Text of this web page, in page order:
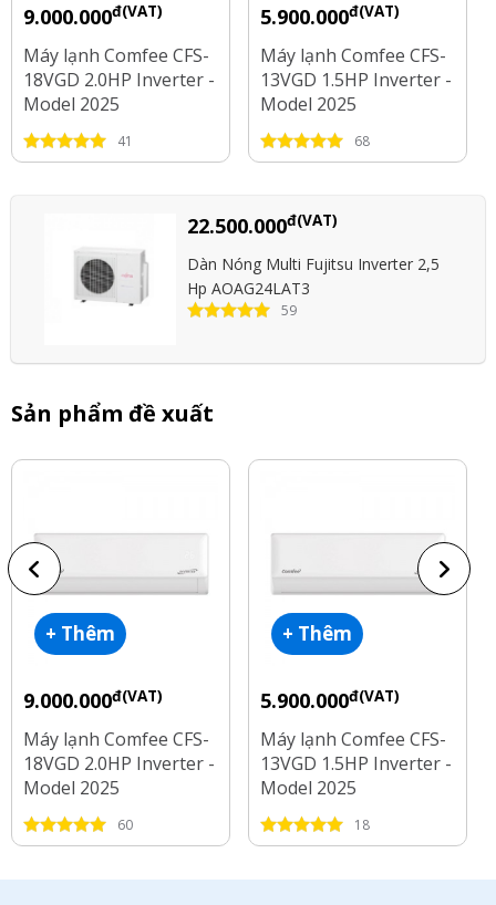
9.000.000đ(VAT)
Máy lạnh Comfee CFS-
18VGD 2.0HP Inverter -
Model 2025
41
5.900.000đ(VAT)
Máy lạnh Comfee CFS-
13VGD 1.5HP Inverter -
Model 2025
68
22.500.000đ(VAT)
Dàn Nóng Multi Fujitsu Inverter 2,5
Hp AOAG24LAT3
59
Sản phẩm đề xuất
+ Thêm
9.000.000đ(VAT)
Máy lạnh Comfee CFS-
18VGD 2.0HP Inverter -
Model 2025
60
+ Thêm
5.900.000đ(VAT)
Máy lạnh Comfee CFS-
13VGD 1.5HP Inverter -
Model 2025
18